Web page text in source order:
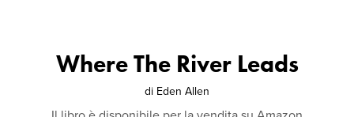
Where The River Leads
di Eden Allen